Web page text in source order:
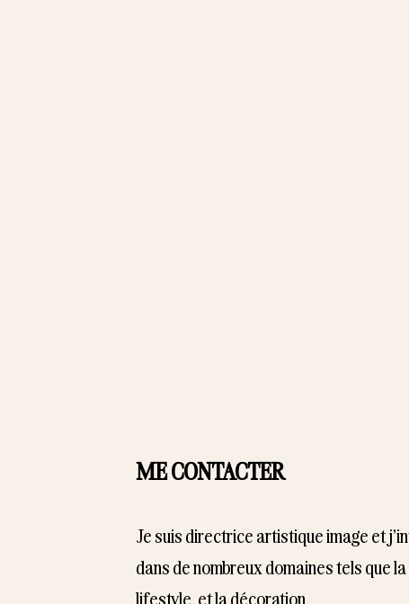
ME CONTACTER
Je suis directrice artistique image et
dans de nombreux domaines tels que
lifestyle, et la décoration.